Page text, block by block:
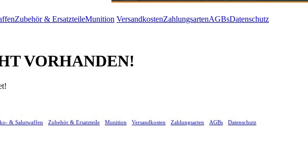
Zubehör & ErsatzteileMunition VersandkostenZahlungsartenAGBsDatenschutz
VORHANDEN!
& Salutwaffen Zubehör & Ersatzteile Munition Versandkosten Zahlungsarten AGBs Datenschutz